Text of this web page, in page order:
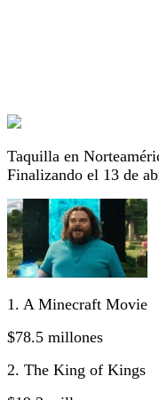
Taquilla en
Finalizando el 13 de
1. A Minecraft Movie
$78.5 millones
2. The King of Kings